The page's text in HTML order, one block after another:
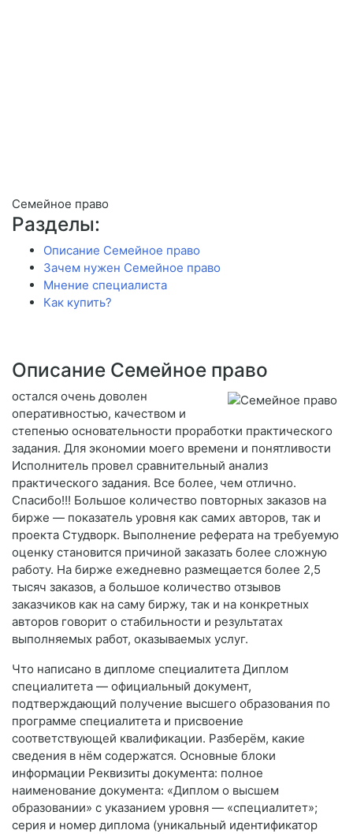
Семейное право
Разделы:
Описание Семейное право
Зачем нужен Семейное право
Мнение специалиста
Как купить?
Описание Семейное право
остался очень доволен
оперативностью, качеством и
степенью основательности проработки практического
задания. Для экономии моего времени и понятливости
Исполнитель провел сравнительный анализ
практического задания. Все более, чем отлично.
Спасибо!!! Большое количество повторных заказов на
бирже — показатель уровня как самих авторов, так и
проекта Студворк. Выполнение реферата на требуемую
оценку становится причиной заказать более сложную
работу. На бирже ежедневно размещается более 2,5
тысяч заказов, а большое количество отзывов
заказчиков как на саму биржу, так и на конкретных
авторов говорит о стабильности и результатах
выполняемых работ, оказываемых услуг.
Что написано в дипломе специалитета Диплом
специалитета — официальный документ,
подтверждающий получение высшего образования по
программе специалитета и присвоение
соответствующей квалификации. Разберём, какие
сведения в нём содержатся. Основные блоки
информации Реквизиты документа: полное
наименование документа: «Диплом о высшем
образовании» с указанием уровня — «специалитет»;
серия и номер диплома (уникальный идентификатор